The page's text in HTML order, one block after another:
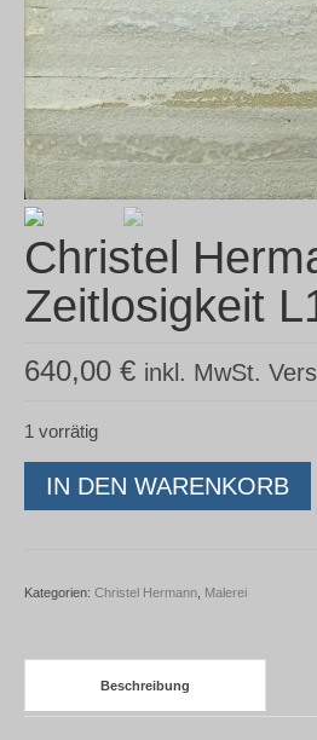
Christel
Zeitlosigkeit
640,00 € inkl. MwSt.
1 vorrätig
Christel
Hermann
Zeitlosigkeit
10
IN DEN WARENKORB
Kategorien: Christel Hermann Malerei
Beschreibung